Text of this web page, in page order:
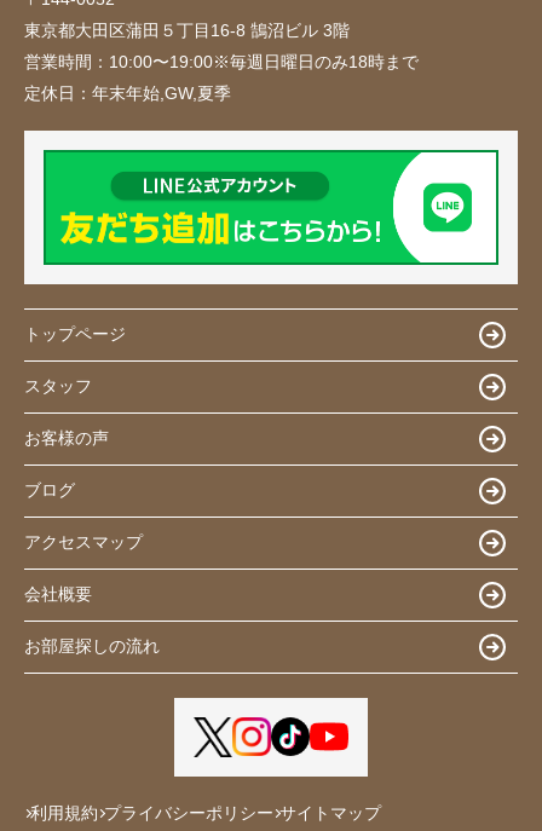
東京都大田区蒲田５丁目16-8 鵠沼ビル 3階
営業時間： 10:00〜19:00※毎週日曜日のみ18時まで
定休日： 年末年始,GW,夏季
トップページ
スタッフ
お客様の声
ブログ
アクセスマップ
会社概要
お部屋探しの流れ
利用規約 プライバシーポリシー サイトマップ